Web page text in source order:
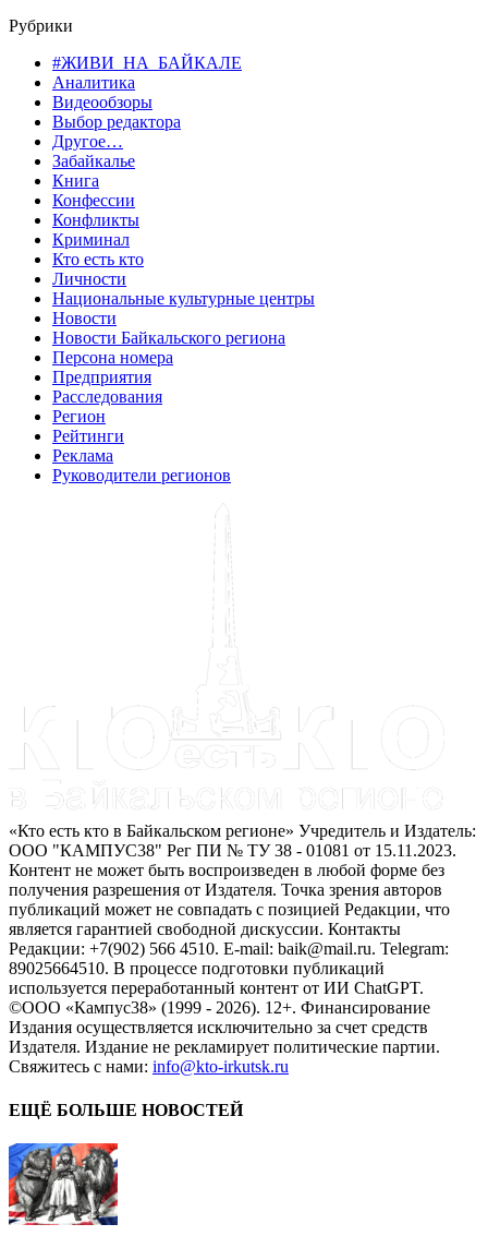
Рубрики
#ЖИВИ_НА_БАЙКАЛЕ
Аналитика
Видеообзоры
Выбор редактора
Другое…
Забайкалье
Книга
Конфессии
Конфликты
Криминал
Кто есть кто
Личности
Национальные культурные центры
Новости
Новости Байкальского региона
Персона номера
Предприятия
Расследования
Регион
Рейтинги
Реклама
Руководители регионов
«Кто есть кто в Байкальском регионе» Учредитель и Издатель:
ООО "КАМПУС38" Рег ПИ № ТУ 38 - 01081 от 15.11.2023.
Контент не может быть воспроизведен в любой форме без
получения разрешения от Издателя. Точка зрения авторов
публикаций может не совпадать с позицией Редакции, что
является гарантией свободной дискуссии. Контакты
Редакции: +7(902) 566 4510. E-mail: baik@mail.ru. Telegram:
89025664510. В процессе подготовки публикаций
используется переработанный контент от ИИ ChatGPT.
©ООО «Кампус38» (1999 - 2026). 12+. Финансирование
Издания осуществляется исключительно за счет средств
Издателя. Издание не рекламирует политические партии.
Свяжитесь с нами: info@kto-irkutsk.ru
ЕЩЁ БОЛЬШЕ НОВОСТЕЙ